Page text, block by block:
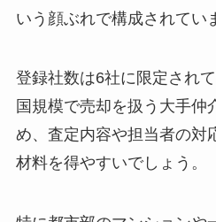
いう顔ぶれで構成されてい
登録社数は6社に限定され
国規模で売却を扱う大手仲
め、査定内容や担当者の対
材料を得やすいでしょう。